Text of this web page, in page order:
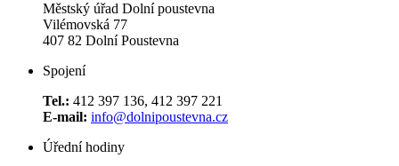
Městský úřad Dolní poustevna
Vilémovská 77
407 82 Dolní Poustevna
Spojení
Tel.: 412 397 136, 412 397 221
E-mail: info@dolnipoustevna.cz
Úřední hodiny